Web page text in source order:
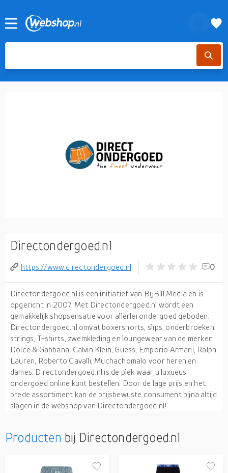
Directondergoed.nl
https://www.directondergoed.nl 0
Directondergoed.nl is een initiatief van ByBill Media en is
opgericht in 2007. Met Directondergoed.nl wordt een
gemakkelijk shopsensatie voor allerlei ondergoed geboden.
Directondergoed.nl omvat boxershorts, slips, onderbroeken,
strings, T-shirts, zwemkleding en loungewear van de merken
Dolce & Gabbana, Calvin Klein, Guess, Emporio Armani, Ralph
Lauren, Roberto Cavalli, Muchachomalo voor heren en
dames. Directondergoed.nl is de plek waar u luxueus
ondergoed online kunt bestellen. Door de lage prijs en het
brede assortiment kan de prijsbewuste consument bijna altijd
slagen in de webshop van Directondergoed.nl!
Producten bij Directondergoed.nl